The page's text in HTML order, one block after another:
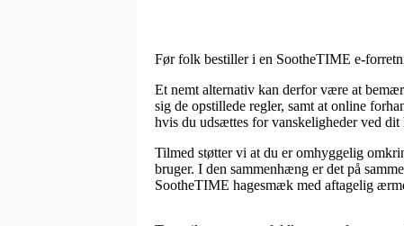
Før folk bestiller i en SootheTIME e-
Et nemt alternativ kan derfor være at
sig de opstillede regler, samt at online
hvis du udsættes for vanskeligheder ved dit
Tilmed støtter vi at du er omhyggelig
bruger. I den sammenhæng er det på
SootheTIME hagesmæk med aftagelig